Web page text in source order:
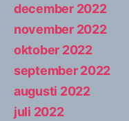
december 2022
november 2022
oktober 2022
september 2022
augusti 2022
juli 2022